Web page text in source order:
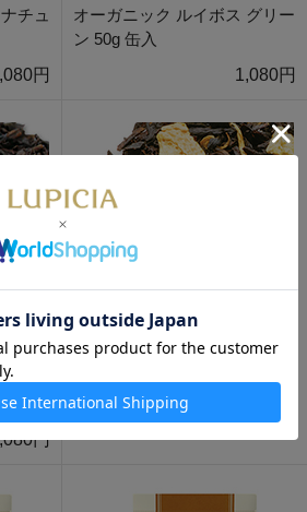
チュ
円
オーガニック ルイボス グリー
ン 50g 缶入
1,080円
ト缶
円
ハニーレモネード 40g 缶入
1,080円